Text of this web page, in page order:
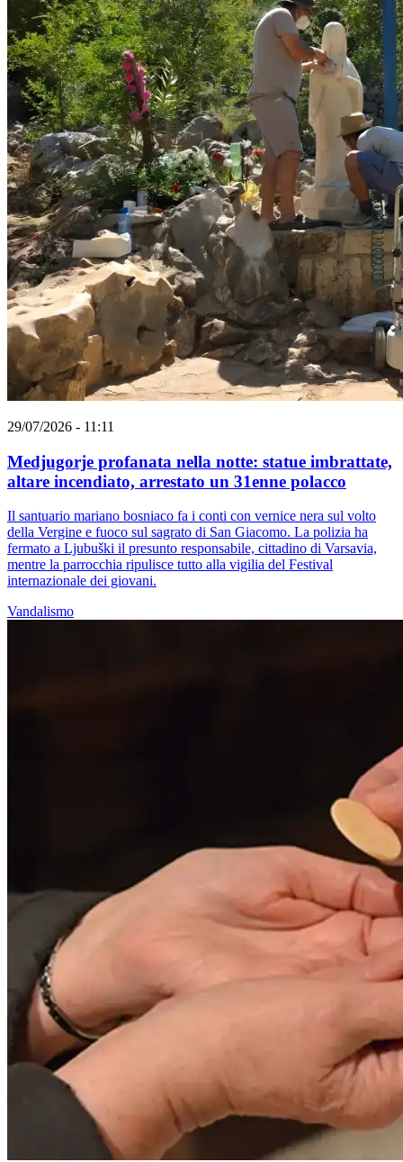
29/07/2026 - 11:11
Medjugorje profanata nella notte: statue imbrattate,
altare incendiato, arrestato un 31enne polacco
Il santuario mariano bosniaco fa i conti con vernice nera sul volto
della Vergine e fuoco sul sagrato di San Giacomo. La polizia ha
fermato a Ljubuški il presunto responsabile, cittadino di Varsavia,
mentre la parrocchia ripulisce tutto alla vigilia del Festival
internazionale dei giovani.
Vandalismo